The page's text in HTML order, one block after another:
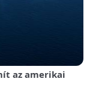
az amerikai